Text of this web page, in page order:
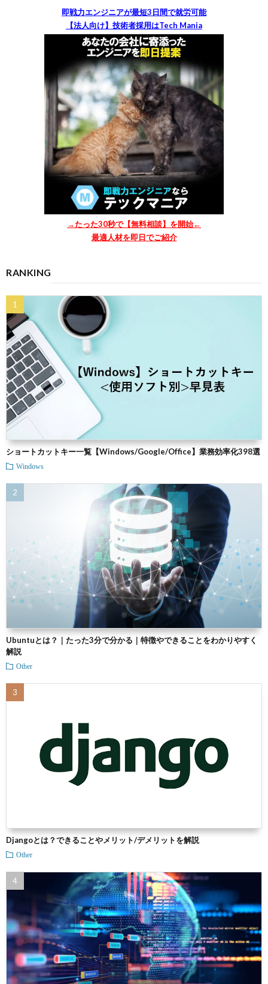
即戦力エンジニアが最短3日間で就労可能
【法人向け】技術者採用はTech Mania
→たった30秒で【無料相談】を開始←
最適人材を即日でご紹介
RANKING
ショートカットキー一覧【Windows/Google/Office】業務効率化398選
Windows
Ubuntuとは？｜たった3分で分かる｜特徴やできることをわかりやすく
解説
Other
Djangoとは？できることやメリット/デメリットを解説
Other